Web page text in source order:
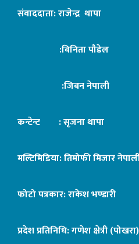
संवाददाता: राजेन्द्र थापा
:बिनिता पौडेल
:जिबन नेपाली
कन्टेन्ट : सृजना थापा
मल्टिमिडिया: तिमोफी मिजार
फोटो पत्रकार: राकेश भण्डारी
प्रदेश प्रतिनिधि: गणेश क्षेत्री (पोखरा)